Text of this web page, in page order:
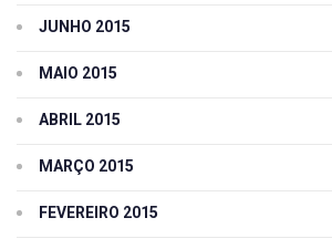
JUNHO 2015
MAIO 2015
ABRIL 2015
MARÇO 2015
FEVEREIRO 2015